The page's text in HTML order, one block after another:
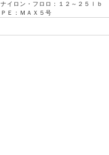
ナイロン・フロロ：１２～２５ｌｂ
ＰＥ：ＭＡＸ５号